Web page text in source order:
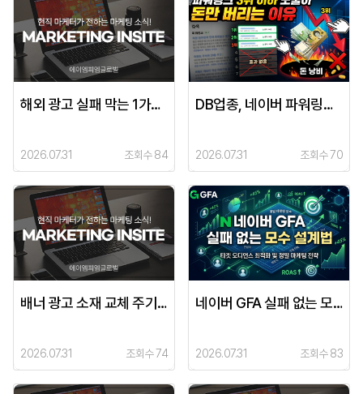
해외 광고 실패 막는 1가지 전략
2026.07.31 조회수 84
DB업종, 네이버 파워링크 몇 순위에 노출되어야 전환이 잘 일어날까?
2026.07.31 조회수 70
배너 광고 소재 교체 주기 결정 기준
2026.07.31 조회수 74
네이버 GFA 실패 없는 모수 설계법
2026.07.31 조회수 83